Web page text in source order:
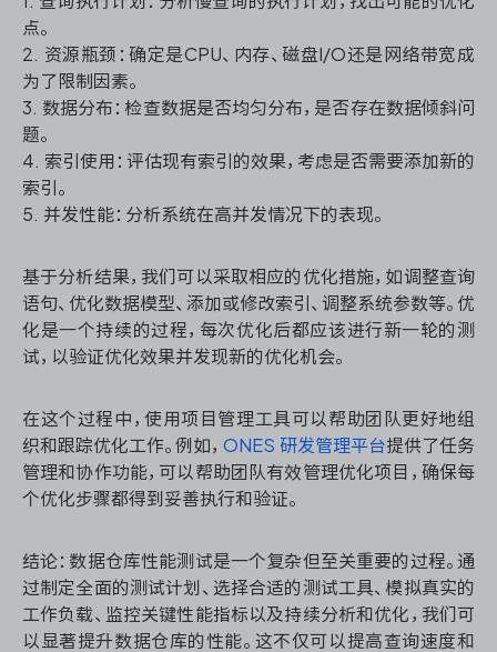
点。
2. 资源瓶颈：确定是CPU、内存、磁盘I/O还是网络带宽成
为了限制因素。
3. 数据分布：检查数据是否均匀分布，是否存在数据倾斜问
题。
4. 索引使用：评估现有索引的效果，考虑是否需要添加新的
索引。
5. 并发性能：分析系统在高并发情况下的表现。
基于分析结果，我们可以采取相应的优化措施，如调整查询
语句、优化数据模型、添加或修改索引、调整系统参数等。优
化是一个持续的过程，每次优化后都应该进行新一轮的测
试，以验证优化效果并发现新的优化机会。
在这个过程中，使用项目管理工具可以帮助团队更好地组
织和跟踪优化工作。例如， ONES 研发管理平台提供了任务
管理和协作功能，可以帮助团队有效管理优化项目，确保每
个优化步骤都得到妥善执行和验证。
结论：数据仓库性能测试是一个复杂但至关重要的过程。通
过制定全面的测试计划、选择合适的测试工具、模拟真实的
工作负载、监控关键性能指标以及持续分析和优化，我们可
以显著提升数据仓库的性能。这不仅可以提高查询速度和